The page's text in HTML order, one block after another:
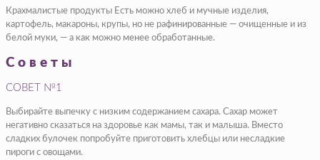
Крахмалистые продукты Есть можно хлеб и мучные изделия,
картофель, макароны, крупы, но не рафинированные — очищенные и из
белой муки, — а как можно менее обработанные.
Советы
СОВЕТ №1
Выбирайте выпечку с низким содержанием сахара. Сахар может
негативно сказаться на здоровье как мамы, так и малыша. Вместо
сладких булочек попробуйте приготовить хлебцы или несладкие
пироги с овощами.